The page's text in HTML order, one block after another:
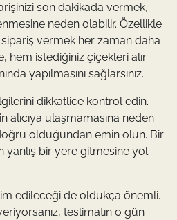
son dakikada vermek,
neden olabilir. Özellikle
vermek her zaman daha
hem istediğiniz çiçekleri alır
yapılmasını sağlarsınız.
dikkatlice kontrol edin.
alıcıya ulaşmamasına neden
olduğundan emin olun. Bir
yanlış bir yere gitmesine yol
edileceği de oldukça önemli.
teslimatın o gün